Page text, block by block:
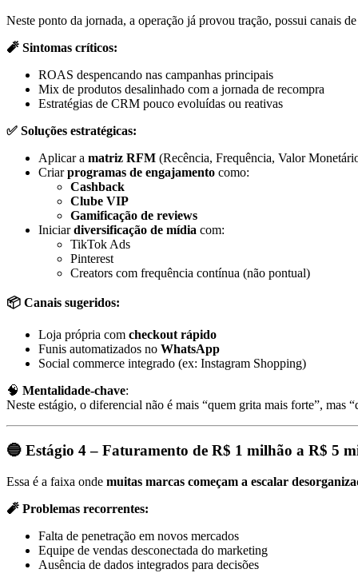
Neste ponto da jornada, a operação já provou tração, possui canais
🧨 Sintomas críticos:
ROAS despencando nas campanhas principais
Mix de produtos desalinhado com a jornada de recompra
Estratégias de CRM pouco evoluídas ou reativas
✅ Soluções estratégicas:
Aplicar a matriz RFM (Recência, Frequência, Valor
Criarprogramas de engajamento como:
Cashback
Clube VIP
Gamificação de reviews
Iniciardiversificação de mídia com:
TikTok Ads
Pinterest
Creators com frequência contínua (não pontual)
📦 Canais sugeridos:
Loja própria com checkout rápido
Funis automatizados no WhatsApp
Social commerce integrado (ex: Instagram Shopping)
🧠 Mentalidade-chave:
Neste estágio, o diferencial não é mais “quem grita mais forte”, mas
🔵 Estágio 4 – Faturamento de R$ 1 milhão a R$ 5
Essa é a faixa onde muitas marcas começam a escalar
🧨 Problemas recorrentes:
Falta de penetração em novos mercados
Equipe de vendas desconectada do marketing
Ausência de dados integrados para decisões